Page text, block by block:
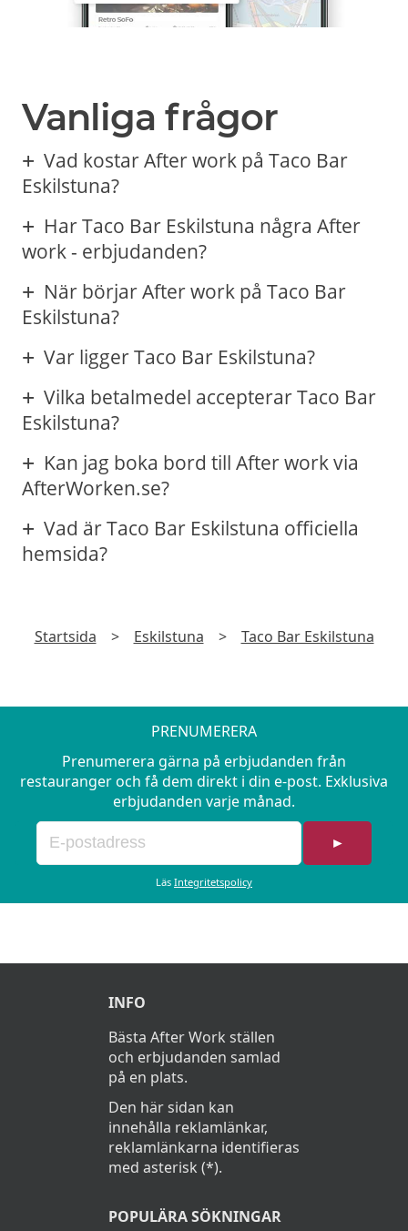
Vanliga frågor
Vad kostar After work på Taco Bar
Eskilstuna?
Har Taco Bar Eskilstuna några After
work - erbjudanden?
När börjar After work på Taco Bar
Eskilstuna?
Var ligger Taco Bar Eskilstuna?
Vilka betalmedel accepterar Taco Bar
Eskilstuna?
Kan jag boka bord till After work via
AfterWorken.se?
Vad är Taco Bar Eskilstuna officiella
hemsida?
Startsida > Eskilstuna > Taco Bar Eskilstuna
PRENUMERERA
Prenumerera gärna på erbjudanden från
restauranger och få dem direkt i din e-post. Exklusiva
erbjudanden varje månad.
►
Läs Integritetspolicy
INFO
Bästa After Work ställen
och erbjudanden samlad
på en plats.
Den här sidan kan
innehålla reklamlänkar,
reklamlänkarna identifieras
med asterisk (*).
POPULÄRA SÖKNINGAR